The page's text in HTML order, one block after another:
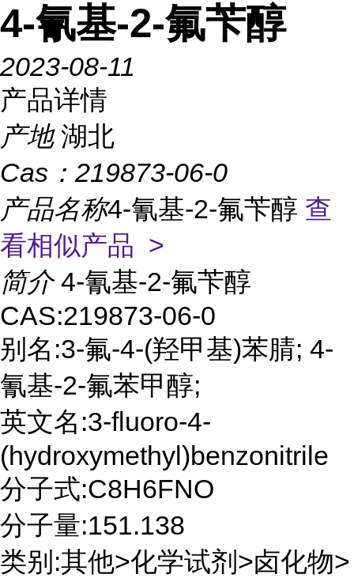
4-氰基-2-氟苄醇
2023-08-11
产品详情
产地 湖北
Cas： 219873-06-0
产品名称4-氰基-2-氟苄醇 查
看相似产品 >
简介 4-氰基-2-氟苄醇
CAS:219873-06-0
别名:3-氟-4-(羟甲基)苯腈; 4-
氰基-2-氟苯甲醇;
英文名:3-fluoro-4-
(hydroxymethyl)benzonitrile
分子式:C8H6FNO
分子量:151.138
类别:其他>化学试剂>卤化物>